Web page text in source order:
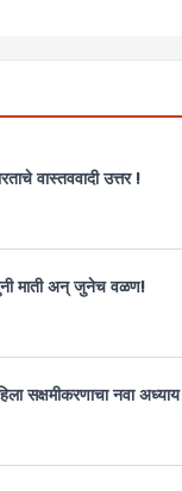
वास्तववादी उत्तर !
माती अन् जुनेच वळण!
सक्षमीकरणाचा नवा अध्याय